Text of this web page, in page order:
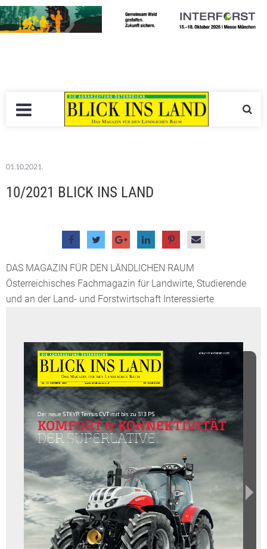
01.10.2021.
10/2021 BLICK INS LAND
DAS MAGAZIN FÜR DEN LÄNDLICHEN RAUM
Österreichisches Fachmagazin für Landwirte, Studierende
und an der Land- und Forstwirtschaft Interessierte